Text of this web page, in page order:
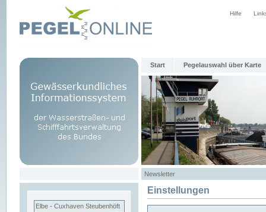
Hilfe
Start Pegelauswahl über Karte
Newsletter
Elbe - Cuxhaven Steubenhöft
Einstellungen